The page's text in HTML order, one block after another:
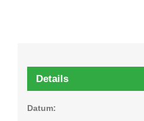
Details
Datum: